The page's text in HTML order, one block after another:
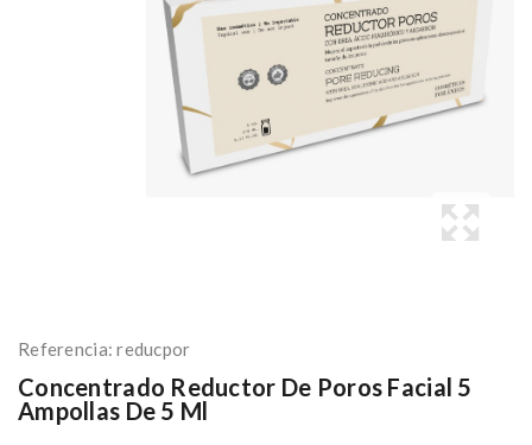
Referencia: reducpor
Concentrado Reductor De Poros Facial 5
Ampollas De 5 Ml